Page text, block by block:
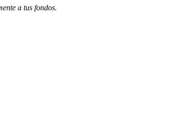
a tus fondos.